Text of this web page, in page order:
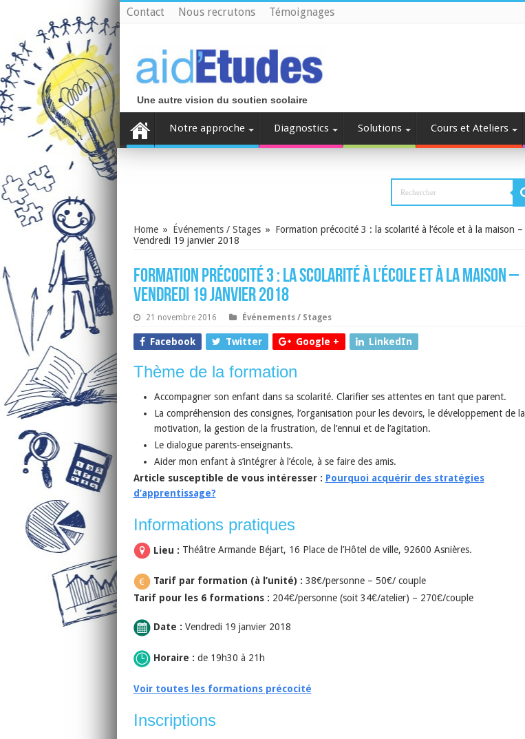
Contact Nous recrutons Témoignages
Une autre vision du soutien scolaire
Notre approche Diagnostics Solutions Cours et Ateliers
Home » Événements / Stages » Formation précocité 3 : la scolarité à l’école et à la maison –
Vendredi 19 janvier 2018
Formation précocité 3 : la scolarité à l’école et à la maison –
Vendredi 19 janvier 2018
21 novembre 2016 Événements / Stages
Facebook Twitter Google + LinkedIn
Thème de la formation
Accompagner son enfant dans sa scolarité. Clarifier ses attentes en tant que parent.
La compréhension des consignes, l’organisation pour les devoirs, le développement de la
motivation, la gestion de la frustration, de l’ennui et de l’agitation.
Le dialogue parents-enseignants.
Aider mon enfant à s’intégrer à l’école, à se faire des amis.
Article susceptible de vous intéresser : Pourquoi acquérir des stratégies
d’apprentissage?
Informations pratiques
Lieu : Théâtre Armande Béjart, 16 Place de l’Hôtel de ville, 92600 Asnières.
Tarif par formation (à l’unité) : 38€/personne – 50€/ couple
Tarif pour les 6 formations : 204€/personne (soit 34€/atelier) – 270€/couple
Date : Vendredi 19 janvier 2018
Horaire : de 19h30 à 21h
Voir toutes les formations précocité
Inscriptions